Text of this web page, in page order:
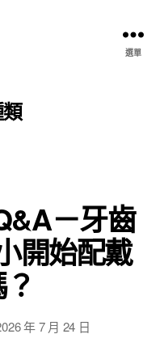
選單
－牙齒
開始配戴
年 7 月 24 日